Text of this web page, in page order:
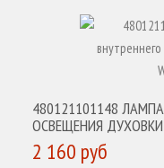
480121101148
ОСВЕЩЕНИЯ ДУХОВКИ
2 160 руб